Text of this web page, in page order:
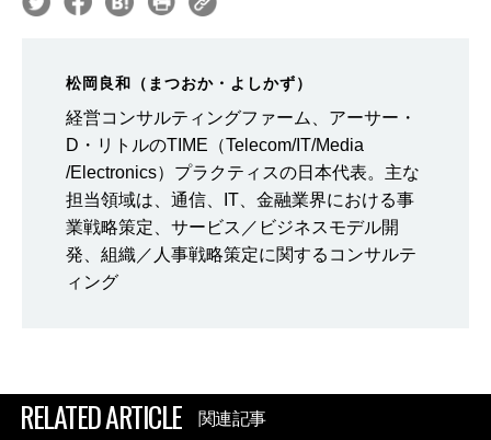
松岡良和（まつおか・よしかず）
経営コンサルティングファーム、アーサー・
D・リトルのTIME（Telecom/IT/Media
/Electronics）プラクティスの日本代表。主な
担当領域は、通信、IT、金融業界における事
業戦略策定、サービス／ビジネスモデル開
発、組織／人事戦略策定に関するコンサルテ
ィング
RELATED ARTICLE 関連記事